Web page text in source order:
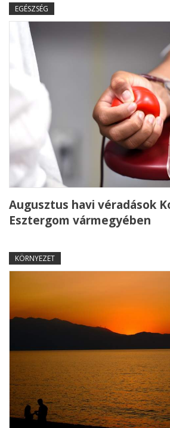
EGÉSZSÉG
Augusztus havi véradások
Esztergom vármegyében
KÖRNYEZET